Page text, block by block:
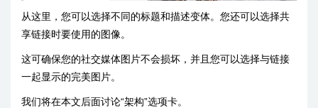
从这里，您可以选择不同的标题和描述变体。您还可以选择共
享链接时要使用的图像。
这可确保您的社交媒体图片不会损坏，并且您可以选择与链接
一起显示的完美图片。
我们将在本文后面讨论“架构”选项卡。